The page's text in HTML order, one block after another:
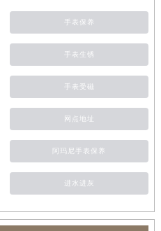
手表保养
手表生锈
手表受磁
网点地址
阿玛尼手表保养
进水进灰